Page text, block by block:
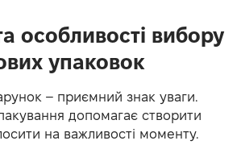
особливості вибору
упаковок
– приємний знак уваги.
допомагає створити
на важливості моменту.